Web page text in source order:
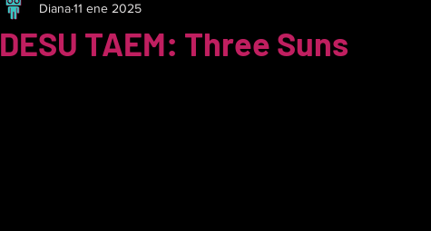
DESU TAEM: Three Suns
Diana11 ene 2025